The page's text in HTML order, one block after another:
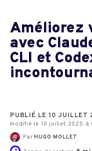
Améliorez
avec
CLI et
PUBLIÉ LE 10 JUILLET
modifié le 10 juillet 2025 à
Par HUGO MOLLET